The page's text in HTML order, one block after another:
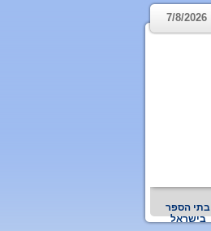
7/8/2026
בתי הספר
בישראל